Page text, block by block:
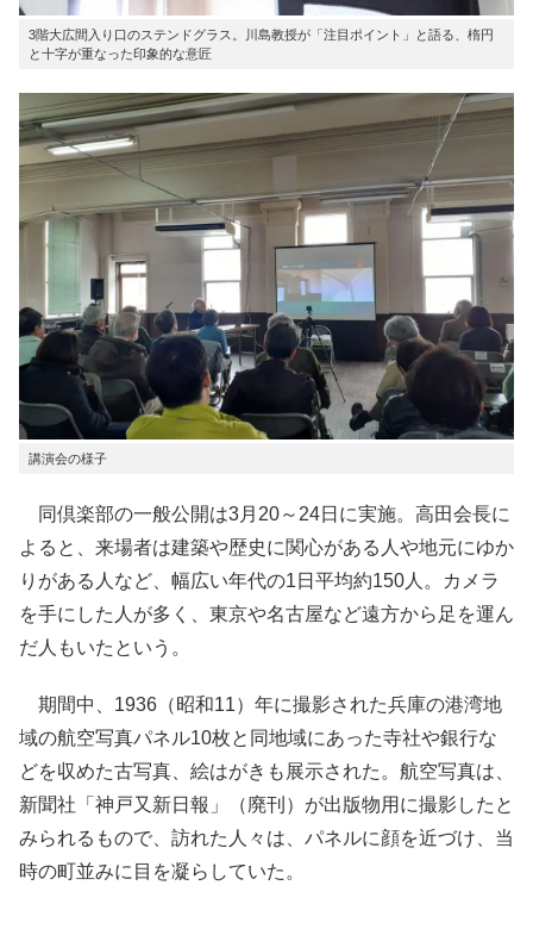
3階大広間入り口のステンドグラス。川島教授が「注目ポイント」と語る、楕円
と十字が重なった印象的な意匠
講演会の様子
同倶楽部の一般公開は3月20～24日に実施。高田会長に
よると、来場者は建築や歴史に関心がある人や地元にゆか
りがある人など、幅広い年代の1日平均約150人。カメラ
を手にした人が多く、東京や名古屋など遠方から足を運ん
だ人もいたという。
期間中、1936（昭和11）年に撮影された兵庫の港湾地
域の航空写真パネル10枚と同地域にあった寺社や銀行な
どを収めた古写真、絵はがきも展示された。航空写真は、
新聞社「神戸又新日報」（廃刊）が出版物用に撮影したと
みられるもので、訪れた人々は、パネルに顔を近づけ、当
時の町並みに目を凝らしていた。